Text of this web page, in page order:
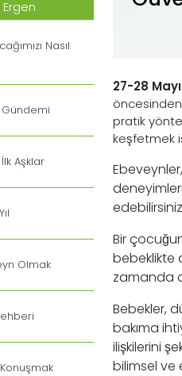
Nasıl
Aşklar
Olmak
27-28
pratik
keşfetmek
Bir
bebeklikte
zamanda
Bebekler,
bakıma
ilişkilerini
bilimsel ve